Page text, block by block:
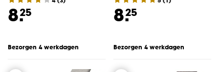
8.25
Bezorgen 4 werkdagen
8.25
Bezorgen 4 werkdagen